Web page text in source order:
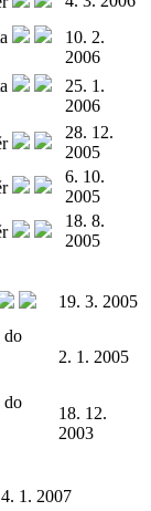
10. 2.
2006
25. 1.
2006
28. 12.
2005
6. 10.
2005
18. 8.
2005
19. 3. 2005
2. 1. 2005
18. 12.
2003
4. 1. 2007